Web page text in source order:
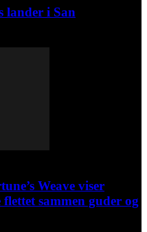
lander i San
Weave viser
sammen guder og